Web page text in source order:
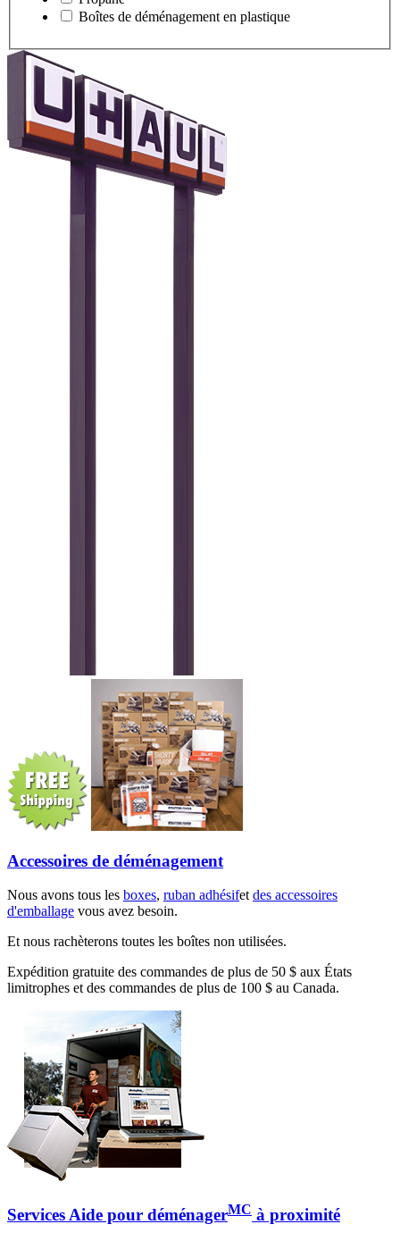
Boîtes de déménagement en plastique
Accessoires de déménagement
Nous avons tous les boxes, ruban adhésifet des accessoires
d'emballage vous avez besoin.
Et nous rachèterons toutes les boîtes non utilisées.
Expédition gratuite des commandes de plus de 50 $ aux États
limitrophes et des commandes de plus de 100 $ au Canada.
Services Aide pour déménagerMC à proximité